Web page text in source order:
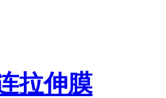
拉伸膜